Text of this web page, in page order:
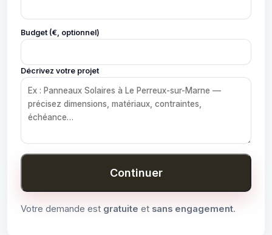
Budget (€, optionnel)
Décrivez votre projet
Continuer
Votre demande est gratuite et sans engagement.